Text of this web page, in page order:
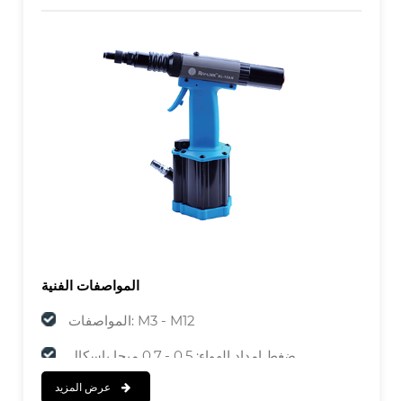
المواصفات الفنية
المواصفات: M3 - M12
ضغط إمداد الهواء: 0.5 - 0.7 ميجا باسكال
الوزن الصافي: 1.91 كجم